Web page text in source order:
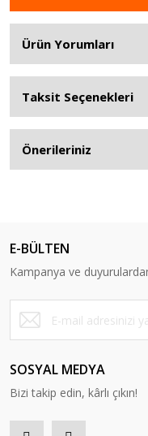
Ürün Yorumları
Taksit Seçenekleri
Önerileriniz
E-BÜLTEN
Kampanya ve
SOSYAL MEDYA
Bizi takip edin, kârlı çıkın!